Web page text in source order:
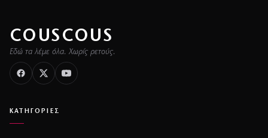
COUSCOUS
Εδώ τα λέμε όλα. Χωρίς ρετούς.
ΚΑΤΗΓΟΡΙΕΣ